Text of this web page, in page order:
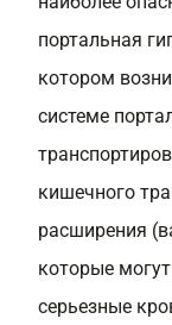
портальная
котором
системе
кишечного
расширения
которые
серьезные